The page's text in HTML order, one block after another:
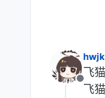
离线
飞
飞